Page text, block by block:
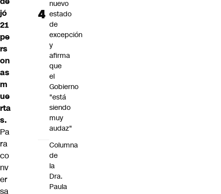
jó
21
pe
rs
on
as
m
ue
rta
s.
Pa
ra
co
nv
er
sa
nuevo
estado
de
excepción
y
afirma
que
el
Gobierno
"está
siendo
muy
audaz"
Columna
de
la
Dra.
Paula